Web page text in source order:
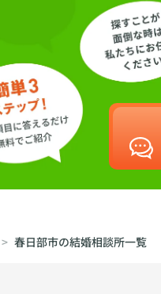
春日部市の結婚相談所一覧